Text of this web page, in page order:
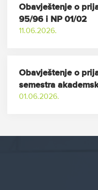
Obavještenje o
95/96 i NP 01/02
11.06.2026.
Obavještenje o
semestra
01.06.2026.